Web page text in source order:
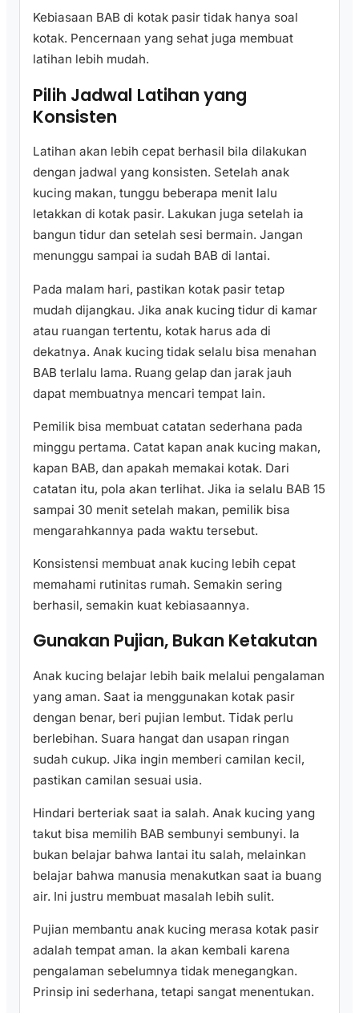
Kebiasaan BAB di kotak pasir tidak hanya soal
kotak. Pencernaan yang sehat juga membuat
latihan lebih mudah.
Pilih Jadwal Latihan yang
Konsisten
Latihan akan lebih cepat berhasil bila dilakukan
dengan jadwal yang konsisten. Setelah anak
kucing makan, tunggu beberapa menit lalu
letakkan di kotak pasir. Lakukan juga setelah ia
bangun tidur dan setelah sesi bermain. Jangan
menunggu sampai ia sudah BAB di lantai.
Pada malam hari, pastikan kotak pasir tetap
mudah dijangkau. Jika anak kucing tidur di kamar
atau ruangan tertentu, kotak harus ada di
dekatnya. Anak kucing tidak selalu bisa menahan
BAB terlalu lama. Ruang gelap dan jarak jauh
dapat membuatnya mencari tempat lain.
Pemilik bisa membuat catatan sederhana pada
minggu pertama. Catat kapan anak kucing makan,
kapan BAB, dan apakah memakai kotak. Dari
catatan itu, pola akan terlihat. Jika ia selalu BAB 15
sampai 30 menit setelah makan, pemilik bisa
mengarahkannya pada waktu tersebut.
Konsistensi membuat anak kucing lebih cepat
memahami rutinitas rumah. Semakin sering
berhasil, semakin kuat kebiasaannya.
Gunakan Pujian, Bukan Ketakutan
Anak kucing belajar lebih baik melalui pengalaman
yang aman. Saat ia menggunakan kotak pasir
dengan benar, beri pujian lembut. Tidak perlu
berlebihan. Suara hangat dan usapan ringan
sudah cukup. Jika ingin memberi camilan kecil,
pastikan camilan sesuai usia.
Hindari berteriak saat ia salah. Anak kucing yang
takut bisa memilih BAB sembunyi sembunyi. Ia
bukan belajar bahwa lantai itu salah, melainkan
belajar bahwa manusia menakutkan saat ia buang
air. Ini justru membuat masalah lebih sulit.
Pujian membantu anak kucing merasa kotak pasir
adalah tempat aman. Ia akan kembali karena
pengalaman sebelumnya tidak menegangkan.
Prinsip ini sederhana, tetapi sangat menentukan.